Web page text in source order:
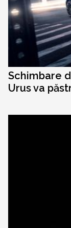
Schimbare
Urus va